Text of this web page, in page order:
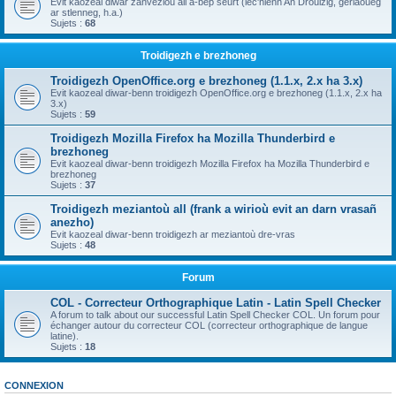
ar stlenneg, h.a.)
Sujets : 68
Troidigezh e brezhoneg
Troidigezh OpenOffice.org e brezhoneg (1.1.x, 2.x ha 3.x)
Evit kaozeal diwar-benn troidigezh OpenOffice.org e brezhoneg (1.1.x, 2.x ha
3.x)
Sujets : 59
Troidigezh Mozilla Firefox ha Mozilla Thunderbird e
brezhoneg
Evit kaozeal diwar-benn troidigezh Mozilla Firefox ha Mozilla Thunderbird e
brezhoneg
Sujets : 37
Troidigezh meziantoù all (frank a wirioù evit an darn vrasañ
anezho)
Evit kaozeal diwar-benn troidigezh ar meziantoù dre-vras
Sujets : 48
Forum
COL - Correcteur Orthographique Latin - Latin Spell Checker
A forum to talk about our successful Latin Spell Checker COL. Un forum pour
échanger autour du correcteur COL (correcteur orthographique de langue
latine).
Sujets : 18
CONNEXION